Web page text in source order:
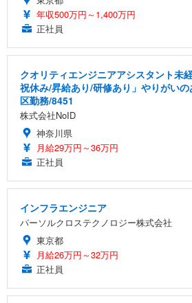
年収500万円～1,400万円
正社員
クオリティエンジニアアシスタント未
祝休み/昇給あり/研修あり」やりがい
区勤務/8451
株式会社NoID
神奈川県
月給29万円～36万円
正社員
インフラエンジニア
パーソルクロステクノロジー株式会社
東京都
月給26万円～32万円
正社員